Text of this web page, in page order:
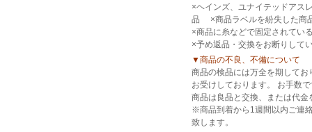
×ヘインズ、ユナイテッドアス
品 ×商品ラベルを紛失した
×商品に糸などで固定されて
×予め返品・交換をお断りして
▼商品の不良、不備について
商品の検品には万全を期して
お受けしております。 お手数
商品は良品と交換、または代金
※商品到着から1週間以内ご連
致します。